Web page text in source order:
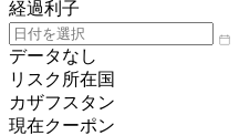
経過利子
データなし
リスク所在国
カザフスタン
現在クーポン